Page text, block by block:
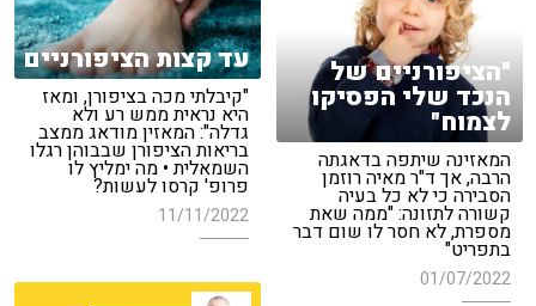
עד קצות הציפורניים
"קיבלתי מכה בציפורן, ומאז
היא נראית ממש רע ולא
גדלה": המאזין מודאג ממצב
בריאות הציפורן שבבוהן רגלו
השמאלית • מה ימליץ לו
פרופ' קרסו לעשות?
11/11/2022
"הציפורניים של
הנכד שלי הפסיקו
לצמוח"
המאזינה שיתפה בדאגתה
הרבה, אך ד"ר מאיה רוזמן
הסבירה כי לא כל בעיה
קשורה לתזונה: "ממה שאת
מספרת, לא חסר לו שום דבר
בתפריט"
01/07/2022